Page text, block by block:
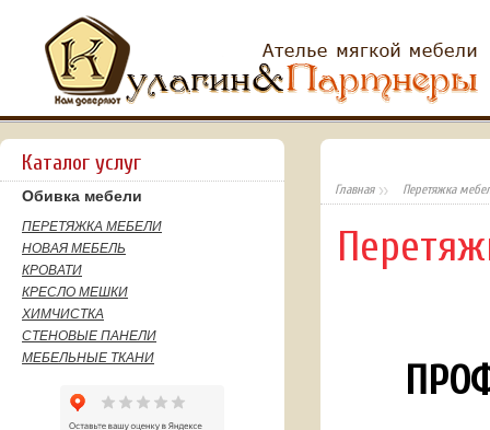
Каталог услуг
Обивка мебели
ПЕРЕТЯЖКА МЕБЕЛИ
НОВАЯ МЕБЕЛЬ
КРОВАТИ
КРЕСЛО МЕШКИ
ХИМЧИСТКА
СТЕНОВЫЕ ПАНЕЛИ
МЕБЕЛЬНЫЕ ТКАНИ
Главная Перетяжка